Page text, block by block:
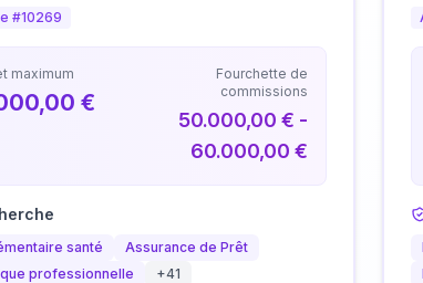
#10269
maximum
€
Fourchette de
commissions
50.000,00 € -
60.000,00 €
santé
Assurance de Prêt
professionnelle
+41